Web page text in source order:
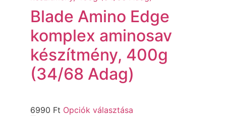
Blade Amino Edge
komplex aminosav
készítmény, 400g
(34/68 Adag)
6990 Ft Opciók választása